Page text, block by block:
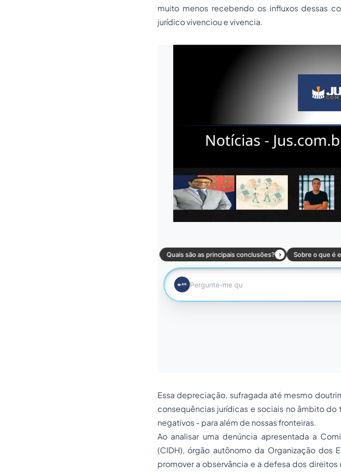
muito menos recebendo os influxos dessas
jurídico vivenciou e vivencia.
Essa depreciação, sufragada até mesmo
consequências jurídicas e sociais no âmbito
negativos - para além de nossas fronteiras.
Ao analisar uma denúncia apresentada a
(CIDH), órgão autônomo da Organização dos
promover a observância e a defesa dos